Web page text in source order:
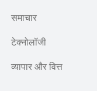
समाचार
टेक्नोलॉजी
व्यापार और वित्त